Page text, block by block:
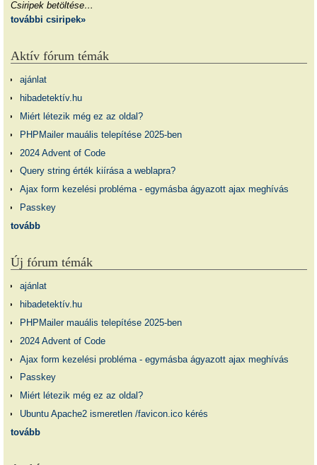
Csiripek betöltése…
további csiripek»
Aktív fórum témák
ajánlat
hibadetektív.hu
Miért létezik még ez az oldal?
PHPMailer mauális telepítése 2025-ben
2024 Advent of Code
Query string érték kiírása a weblapra?
Ajax form kezelési probléma - egymásba ágyazott ajax meghívás
Passkey
tovább
Új fórum témák
ajánlat
hibadetektív.hu
PHPMailer mauális telepítése 2025-ben
2024 Advent of Code
Ajax form kezelési probléma - egymásba ágyazott ajax meghívás
Passkey
Miért létezik még ez az oldal?
Ubuntu Apache2 ismeretlen /favicon.ico kérés
tovább